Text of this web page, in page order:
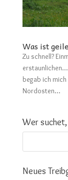
Was ist
Zu schnell?
begab ich
Nordosten...
Wer
Neues